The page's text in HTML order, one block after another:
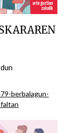
berbalagun-